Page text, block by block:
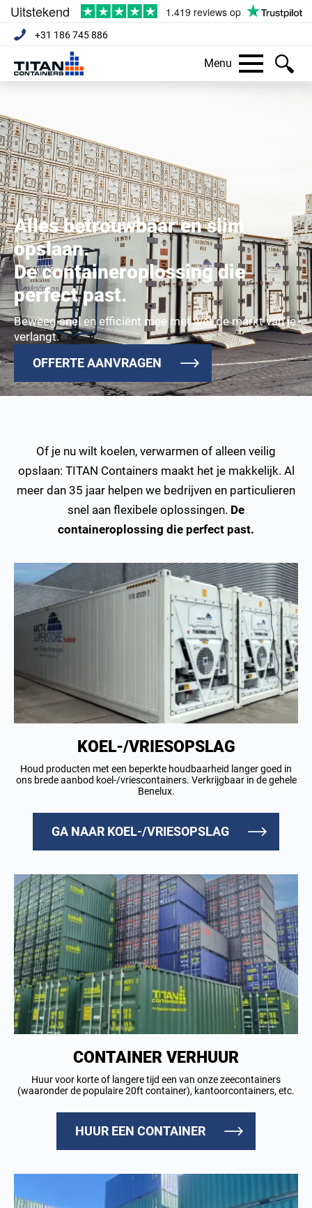
+31 186 745 886
Menu
Alles betrouwbaar en slim
opslaan.
De containeroplossing die
perfect past.
Beweeg snel en efficiënt mee met wat de markt van je
verlangt.
OFFERTE AANVRAGEN
Of je nu wilt koelen, verwarmen of alleen veilig
opslaan: TITAN Containers maakt het je makkelijk. Al
meer dan 35 jaar helpen we bedrijven en particulieren
snel aan flexibele oplossingen. De
containeroplossing die perfect past.
KOEL-/VRIESOPSLAG
Houd producten met een beperkte houdbaarheid langer goed in
ons brede aanbod koel-/vriescontainers. Verkrijgbaar in de gehele
Benelux.
GA NAAR KOEL-/VRIESOPSLAG
CONTAINER VERHUUR
Huur voor korte of langere tijd een van onze zeecontainers
(waaronder de populaire 20ft container), kantoorcontainers, etc.
HUUR EEN CONTAINER